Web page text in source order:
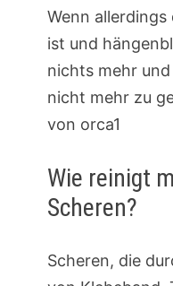
Wenn
ist und
nichts mehr
nicht mehr zu
von orca1
Wie reinigt
Scheren?
Scheren, die